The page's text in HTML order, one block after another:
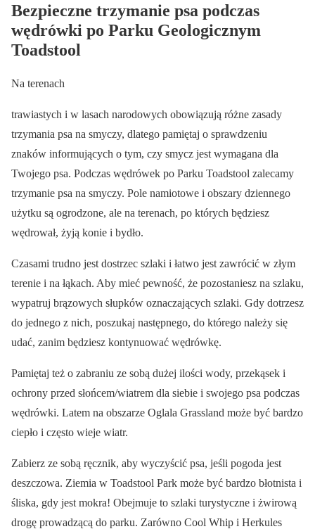
Bezpieczne trzymanie psa podczas
wędrówki po Parku Geologicznym
Toadstool
Na terenach
trawiastych i w lasach narodowych obowiązują różne zasady
trzymania psa na smyczy, dlatego pamiętaj o sprawdzeniu
znaków informujących o tym, czy smycz jest wymagana dla
Twojego psa. Podczas wędrówek po Parku Toadstool zalecamy
trzymanie psa na smyczy. Pole namiotowe i obszary dziennego
użytku są ogrodzone, ale na terenach, po których będziesz
wędrował, żyją konie i bydło.
Czasami trudno jest dostrzec szlaki i łatwo jest zawrócić w złym
terenie i na łąkach. Aby mieć pewność, że pozostaniesz na szlaku,
wypatruj brązowych słupków oznaczających szlaki. Gdy dotrzesz
do jednego z nich, poszukaj następnego, do którego należy się
udać, zanim będziesz kontynuować wędrówkę.
Pamiętaj też o zabraniu ze sobą dużej ilości wody, przekąsek i
ochrony przed słońcem/wiatrem dla siebie i swojego psa podczas
wędrówki. Latem na obszarze Oglala Grassland może być bardzo
ciepło i często wieje wiatr.
Zabierz ze sobą ręcznik, aby wyczyścić psa, jeśli pogoda jest
deszczowa. Ziemia w Toadstool Park może być bardzo błotnista i
śliska, gdy jest mokra! Obejmuje to szlaki turystyczne i żwirową
drogę prowadzącą do parku. Zarówno Cool Whip i Herkules